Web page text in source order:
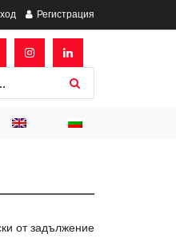
Регистрация
от задължение